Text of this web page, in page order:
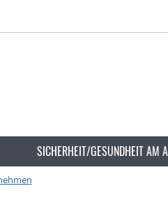
SICHERHEIT/GESUNDHEIT AM